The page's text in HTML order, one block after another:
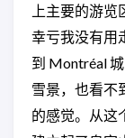
上主要的游
幸亏我没有用
到 Montréal
雪景，也看不
的感觉。从这